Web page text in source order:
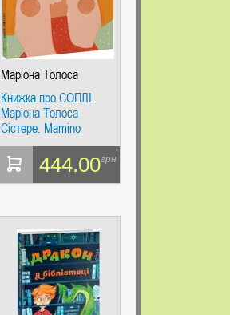
Маріона Толоса
Сістере
Книжка про СОПЛІ.
Маріона Толоса
Сістере. Mamino
444.00грн